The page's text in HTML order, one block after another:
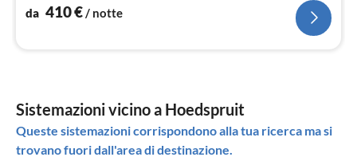
da 410€/ notte
Sistemazioni vicino a Hoedspruit
Queste sistemazioni corrispondono alla tua ricerca ma si
trovano fuori dall'area di destinazione.